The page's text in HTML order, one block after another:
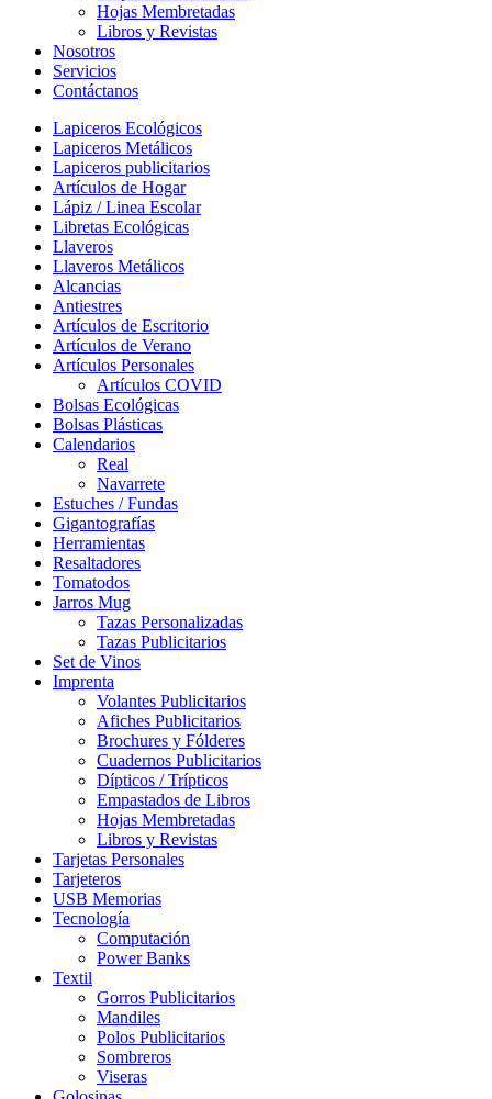
Hojas Membretadas
Libros y Revistas
Nosotros
Servicios
Contáctanos
Lapiceros Ecológicos
Lapiceros Metálicos
Lapiceros publicitarios
Artículos de Hogar
Lápiz / Linea Escolar
Libretas Ecológicas
Llaveros
Llaveros Metálicos
Alcancias
Antiestres
Artículos de Escritorio
Artículos de Verano
Artículos Personales
Artículos COVID
Bolsas Ecológicas
Bolsas Plásticas
Calendarios
Real
Navarrete
Estuches / Fundas
Gigantografías
Herramientas
Resaltadores
Tomatodos
Jarros Mug
Tazas Personalizadas
Tazas Publicitarios
Set de Vinos
Imprenta
Volantes Publicitarios
Afiches Publicitarios
Brochures y Fólderes
Cuadernos Publicitarios
Dípticos / Trípticos
Empastados de Libros
Hojas Membretadas
Libros y Revistas
Tarjetas Personales
Tarjeteros
USB Memorias
Tecnología
Computación
Power Banks
Textil
Gorros Publicitarios
Mandiles
Polos Publicitarios
Sombreros
Viseras